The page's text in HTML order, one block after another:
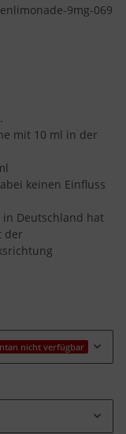
9mg-069
mit 10 ml in der
keinen Einfluss
Deutschland hat
der
nicht verfügbar